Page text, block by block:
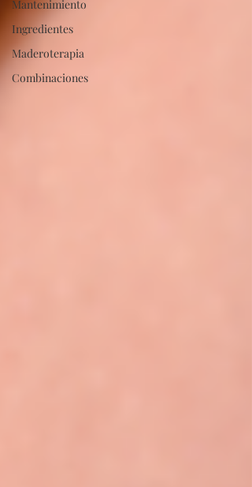
Mantenimiento
Ingredientes
Maderoterapia
Combinaciones